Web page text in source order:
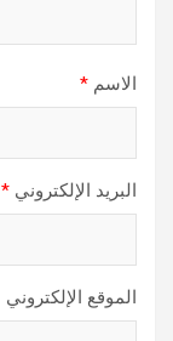
الاسم *
البريد الإلكتروني *
الموقع الإلكتروني